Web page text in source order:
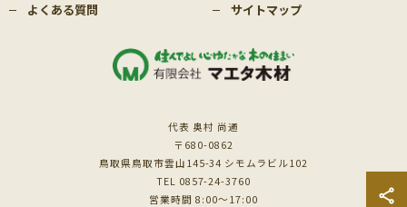
よくある質問 サイトマップ
代表 奥村 尚通
〒680-0862
鳥取県鳥取市雲山145-34 シモムラビル102
TEL 0857-24-3760
営業時間 8:00～17:00